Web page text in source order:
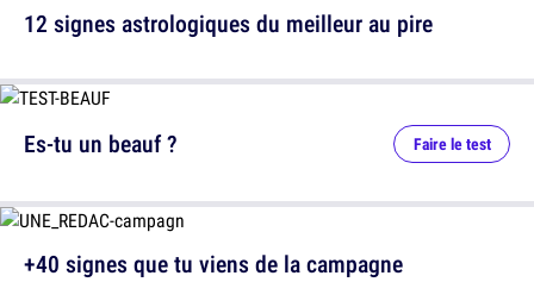
12 signes astrologiques du meilleur au pire
Es-tu un beauf ? Faire le test
+40 signes que tu viens de la campagne